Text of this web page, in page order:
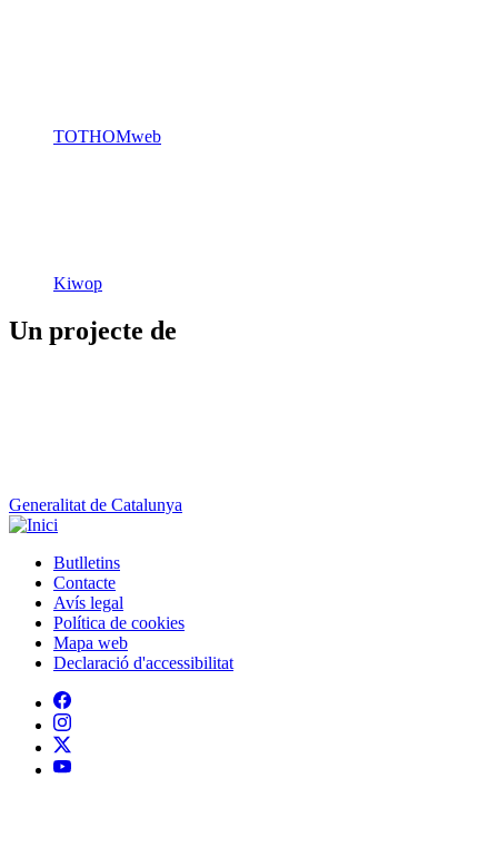
TOTHOMweb
Kiwop
Un projecte de
Generalitat de Catalunya
Peu
Butlletins
Contacte
Avís legal
Política de cookies
Mapa web
Declaració d'accessibilitat